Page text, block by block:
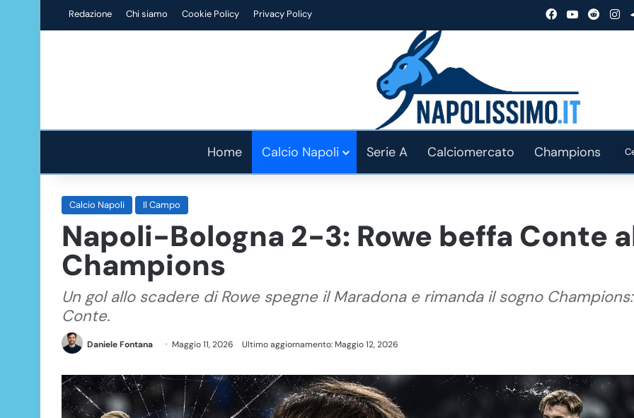
Redazione Chi siamo Cookie Policy Privacy Policy FacebookYou TubeReddit
Home Calcio Napoli Serie A Calciomercato Champions
Calcio Napoli Il Campo
Napoli-Bologna 2-3: Rowe beffa Conte
Champions
Un gol allo scadere di Rowe spegne il Maradona e rimanda il sogno
Conte.
Daniele Fontana Maggio 11, 2026 Ultimo aggiornamento: Maggio 12, 2026